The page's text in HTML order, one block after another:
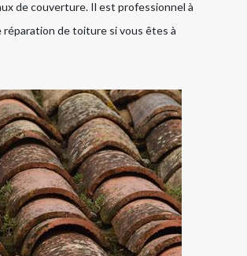
de couverture. Il est professionnel à
de toiture si vous êtes à